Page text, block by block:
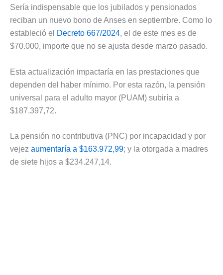
Sería indispensable que los jubilados y pensionados
reciban un nuevo bono de Anses en septiembre. Como lo
estableció el
Decreto 667/2024, el de este mes es de
$70.000, importe que no se ajusta desde marzo pasado.
Esta actualización impactaría en las prestaciones que
dependen del haber mínimo. Por esta razón, la pensión
universal para el adulto mayor (PUAM) subiría a
$187.397,72.
La pensión no contributiva (PNC) por incapacidad y por
vejez aumentaría a $163.972,99; y la otorgada a madres
de siete hijos a $234.247,14.